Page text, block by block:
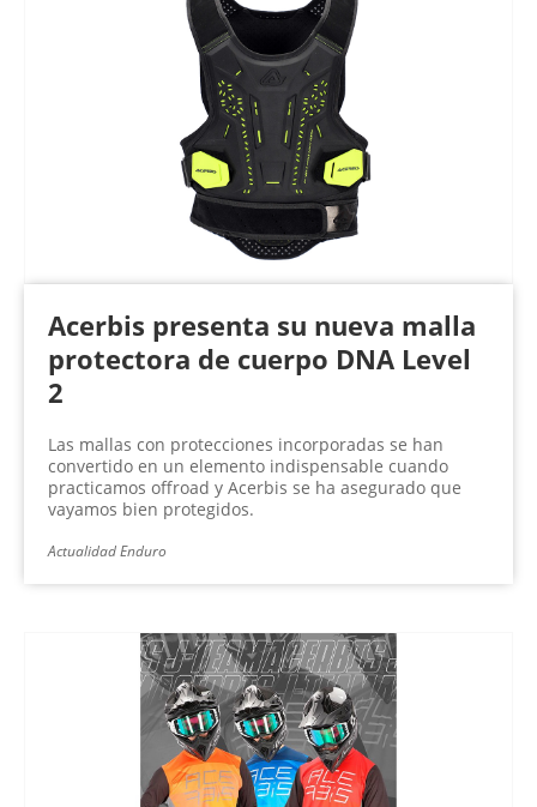
Acerbis presenta su nueva malla
protectora de cuerpo DNA Level
2
Las mallas con protecciones incorporadas se han
convertido en un elemento indispensable cuando
practicamos offroad y Acerbis se ha asegurado que
vayamos bien protegidos.
Actualidad Enduro